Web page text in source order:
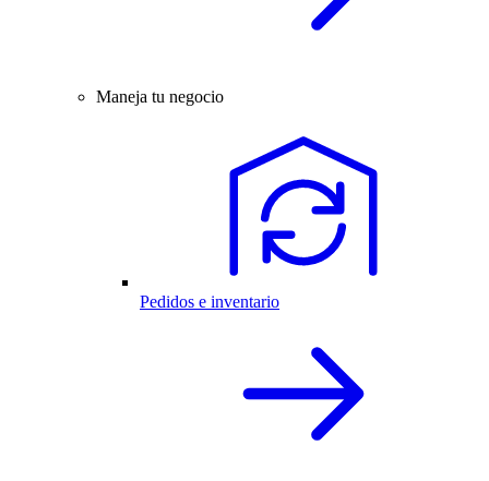
Maneja tu negocio
Pedidos e inventario